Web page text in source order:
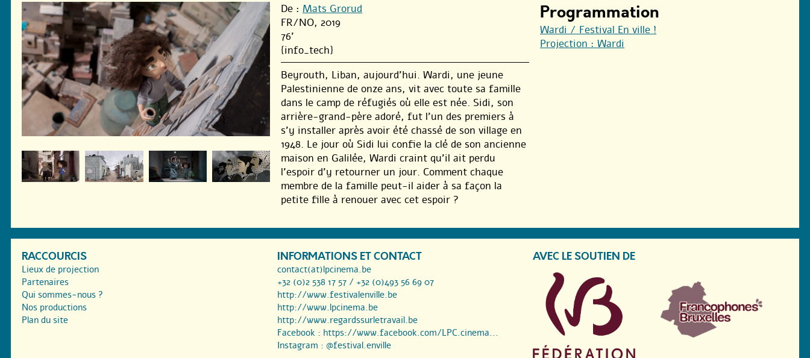
De : Mats Grorud
FR/NO, 2019
76'
{info_tech}
Beyrouth, Liban, aujourd’hui. Wardi, une jeune
Palestinienne de onze ans, vit avec toute sa famille
dans le camp de réfugiés où elle est née. Sidi, son
arrière-grand-père adoré, fut l’un des premiers à
s’y installer après avoir été chassé de son village en
1948. Le jour où Sidi lui confie la clé de son ancienne
maison en Galilée, Wardi craint qu’il ait perdu
l’espoir d’y retourner un jour. Comment chaque
membre de la famille peut-il aider à sa façon la
petite fille à renouer avec cet espoir ?
Programmation
Wardi / Festival En ville !
Projection : Wardi
RACCOURCIS
Lieux de projection
Partenaires
Qui sommes-nous ?
Nos productions
Plan du site
INFORMATIONS ET CONTACT
contact(at)lpcinema.be
+32 (0)2 538 17 57 / +32 (0)493 56 69 07
http://www.festivalenville.be
http://www.lpcinema.be
http://www.regardssurletravail.be
Facebook : https://www.facebook.com/LPC.cinema...
Instagram : @festival.enville
AVEC LE SOUTIEN DE